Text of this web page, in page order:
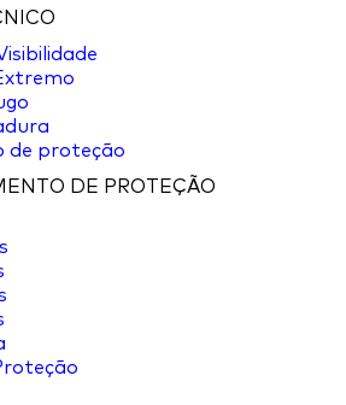
de proteção
DE PROTEÇÃO